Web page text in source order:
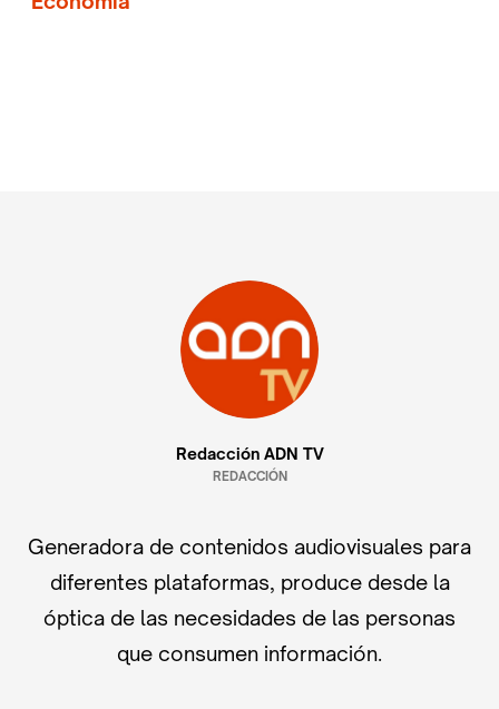
Redacción ADN TV
REDACCIÓN
Generadora de contenidos audiovisuales para
diferentes plataformas, produce desde la
óptica de las necesidades de las personas
que consumen información.